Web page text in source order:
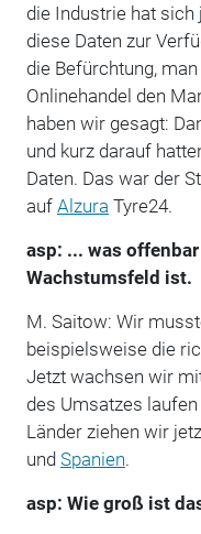
die Industrie hat sich
diese Daten zur
die Befürchtung,
Onlinehandel den
haben wir gesagt:
und kurz darauf
Daten. Das war der
auf Alzura Tyre24.
asp: ... was
Wachstumsfeld ist.
M. Saitow: Wir
beispielsweise die
Jetzt wachsen wir
des Umsatzes
Länder ziehen wir
und Spanien.
asp: Wie groß ist